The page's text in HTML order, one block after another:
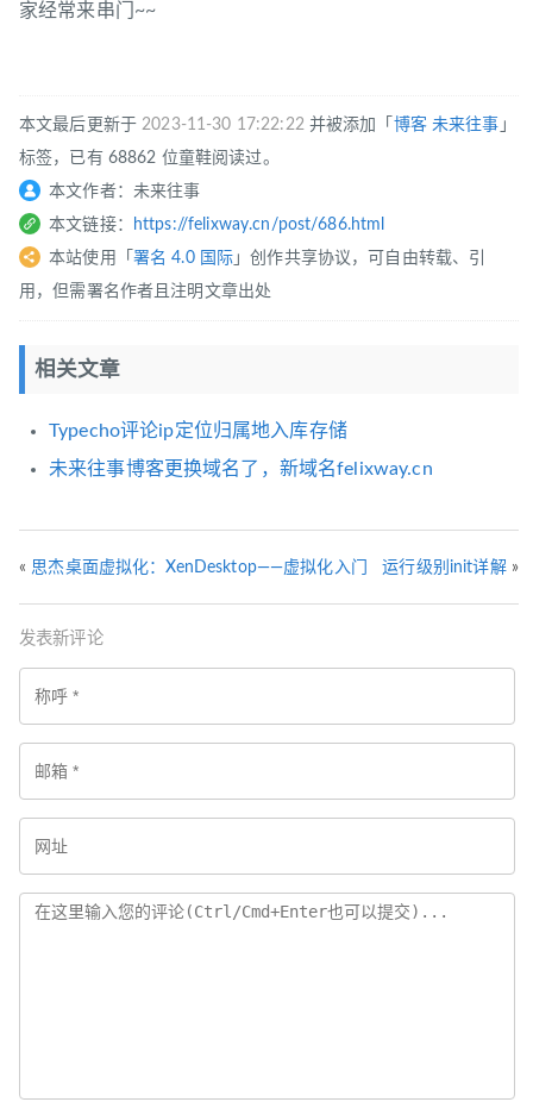
家经常来串门~~
本文最后更新于2023-11-30 17:22:22并被添加「 博客 未来往事 」
标签，已有 68862 位童鞋阅读过。
本文作者：未来往事
本文链接：
https://felixway.cn/post/686.html
本站使用「 署名 4.0 国际 」创作共享协议，可自由转载、引
用，但需署名作者且注明文章出处
相关文章
Typecho评论ip定位归属地入库存储
未来往事博客更换域名了，新域名felixway.cn
« 思杰桌面虚拟化：XenDesktop——虚拟化入门 运行级别init详解»
发表新评论